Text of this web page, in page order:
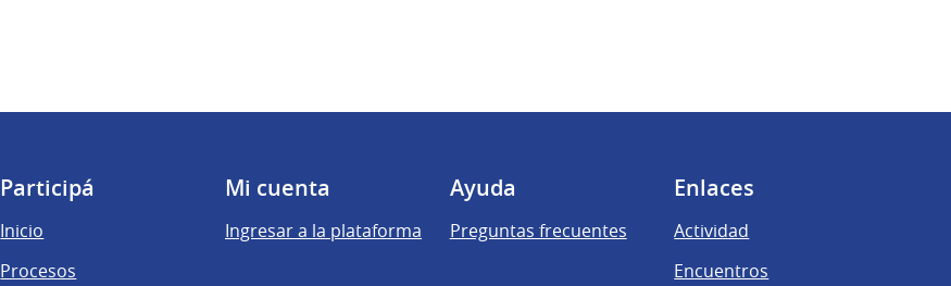
Participá
Inicio
Procesos
Mi cuenta
Ingresar a la plataforma
Ayuda
Preguntas frecuentes
Enlaces
Actividad
Encuentros